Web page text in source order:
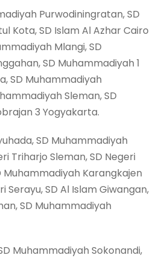
Purwodiningratan, SD
Kota, SD Islam Al Azhar Cairo
Mlangi, SD
SD Muhammadiyah 1
SD Muhammadiyah
Sleman, SD
3 Yogyakarta.
SD Muhammadiyah
Triharjo Sleman, SD Negeri
Muhammadiyah Karangkajen
Serayu, SD Al Islam Giwangan,
SD Muhammadiyah
Muhammadiyah Sokonandi,